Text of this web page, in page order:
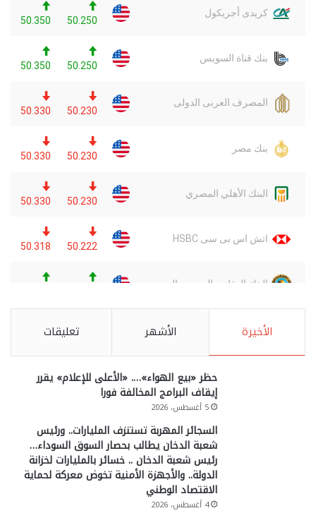
الأخيرة الأشهر تعليقات
حظر «بيع الهواء»…. «الأعلى للإعلام» يقرر
إيقاف البرامج المخالفة فورا
5 أغسطس، 2026
السجائر المهربة تستنزف المليارات.. ورئيس
شعبة الدخان يطالب بحصار السوق السوداء…
رئيس شعبة الدخان .. خسائر بالمليارات لخزانة
الدولة.. والأجهزة الأمنية تخوض معركة لحماية
الاقتصاد الوطني
4 أغسطس، 2026